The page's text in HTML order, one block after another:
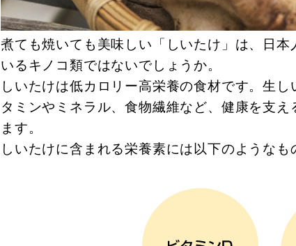
煮ても焼いても美味しい「しいたけ」は、日
いるキノコ類ではないでしょうか。
しいたけは低カロリー高栄養の食材です。生
タミンやミネラル、食物繊維など、健康を支
ます。
しいたけに含まれる栄養素には以下のようなも